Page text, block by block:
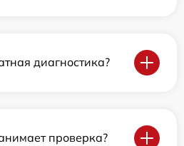
диагностика?
проверка?